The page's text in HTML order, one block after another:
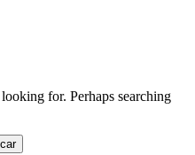
for. Perhaps searching